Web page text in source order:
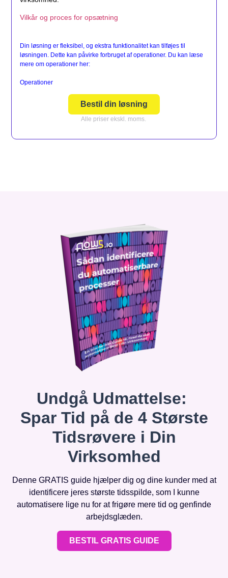
Vilkår og proces for opsætning
Din løsning er fleksibel, og ekstra funktionalitet kan tilføjes til
løsningen. Dette kan påvirke forbruget af operationer. Du kan læse
mere om operationer her:
Operationer
Bestil din løsning
Alle priser ekskl. moms.
Undgå Udmattelse:
Spar Tid på de 4 Største
Tidsrøvere i Din
Virksomhed
Denne GRATIS guide hjælper dig og dine kunder med at
identificere jeres største tidsspilde, som I kunne
automatisere lige nu for at frigøre mere tid og genfinde
arbejdsglæden.
BESTIL GRATIS GUIDE